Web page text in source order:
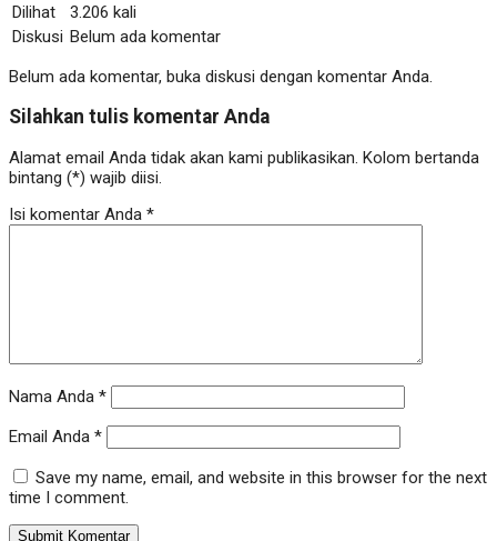
Dilihat
3.206 kali
Diskusi Belum ada komentar
Belum ada komentar, buka diskusi dengan komentar Anda.
Silahkan tulis komentar Anda
Alamat email Anda tidak akan kami publikasikan. Kolom bertanda
bintang (*) wajib diisi.
Isi komentar Anda *
Nama Anda *
Email Anda *
Save my name, email, and website in this browser for the next
time I comment.